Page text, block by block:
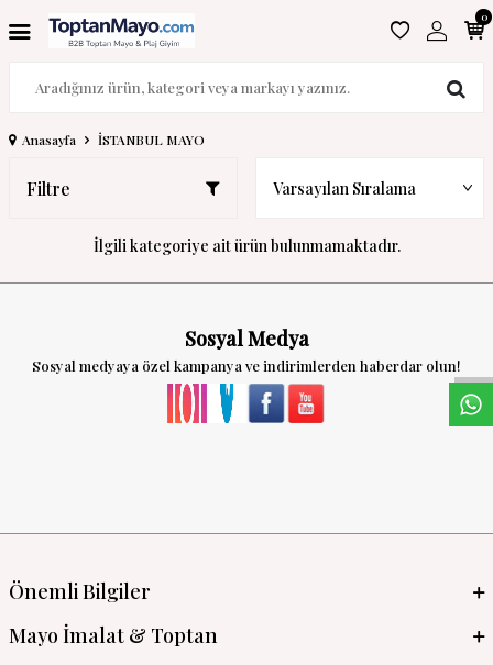
WhasappDesteHatt
0
Anasayfa İSTANBUL MAYO
Filtre
İlgili kategoriye ait ürün bulunmamaktadır.
Sosyal Medya
Sosyal medyaya özel kampanya ve indirimlerden haberdar olun!
Önemli Bilgiler
Mayo İmalat & Toptan